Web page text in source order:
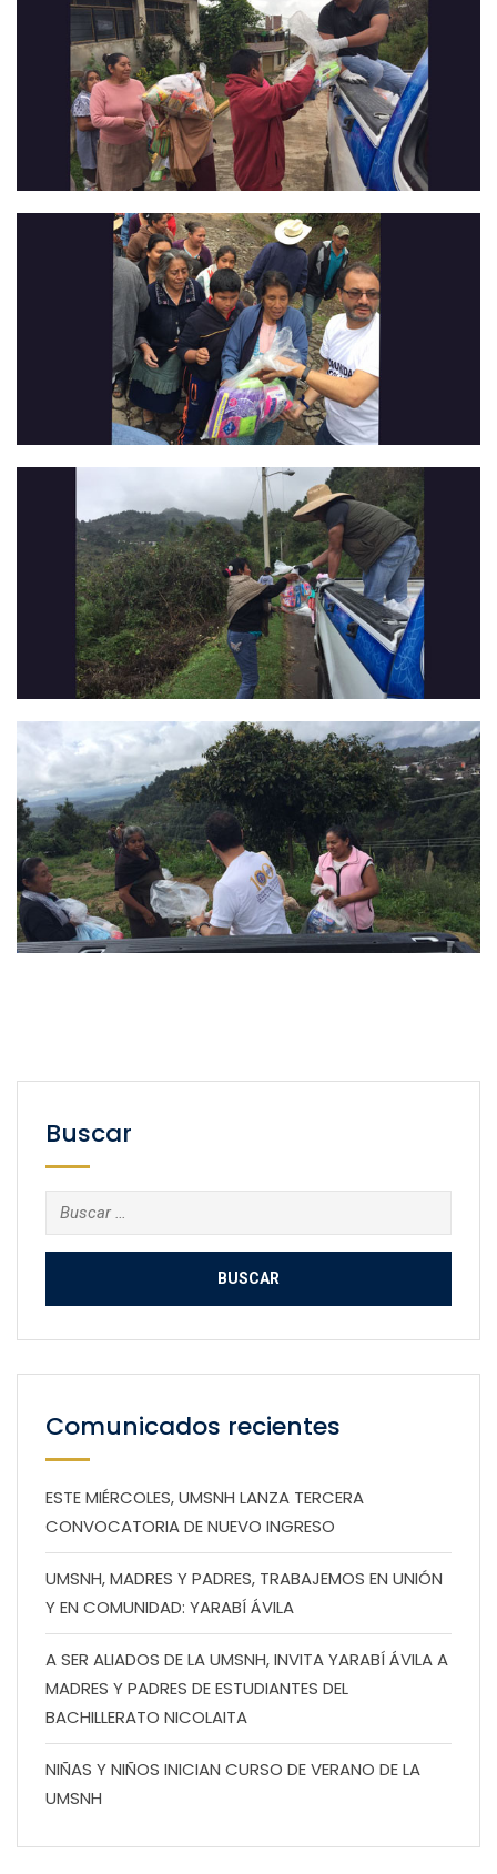
Buscar
Buscar:
Comunicados recientes
ESTE MIÉRCOLES, UMSNH LANZA TERCERA
CONVOCATORIA DE NUEVO INGRESO
UMSNH, MADRES Y PADRES, TRABAJEMOS EN UNIÓN
Y EN COMUNIDAD: YARABÍ ÁVILA
A SER ALIADOS DE LA UMSNH, INVITA YARABÍ ÁVILA A
MADRES Y PADRES DE ESTUDIANTES DEL
BACHILLERATO NICOLAITA
NIÑAS Y NIÑOS INICIAN CURSO DE VERANO DE LA
UMSNH